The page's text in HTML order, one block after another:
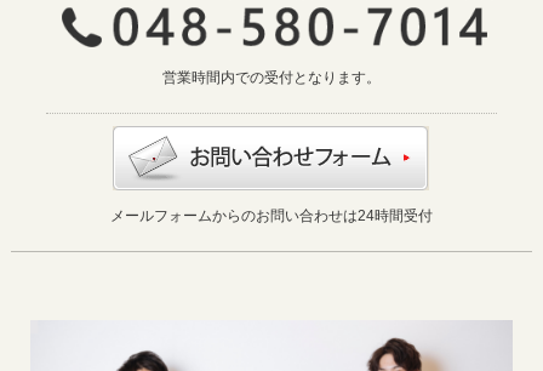
営業時間内での受付となります。
メールフォームからのお問い合わせは24時間受付